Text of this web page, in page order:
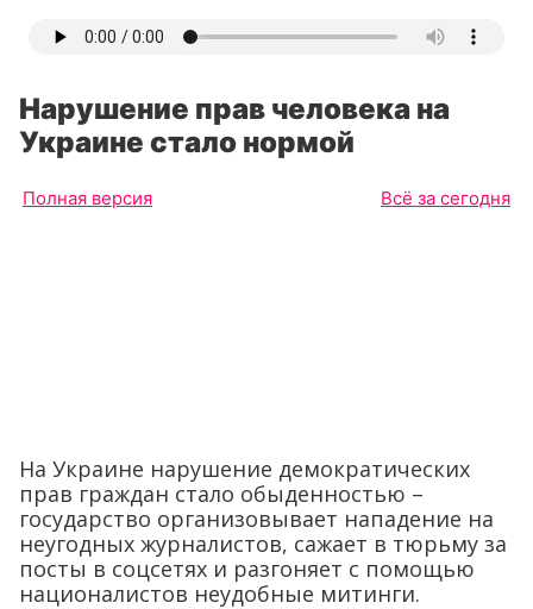
Нарушение прав человека на
Украине стало нормой
Полная версия Всё за сегодня
На Украине нарушение демократических
прав граждан стало обыденностью –
государство организовывает нападение на
неугодных журналистов, сажает в тюрьму за
посты в соцсетях и разгоняет с помощью
националистов неудобные митинги.